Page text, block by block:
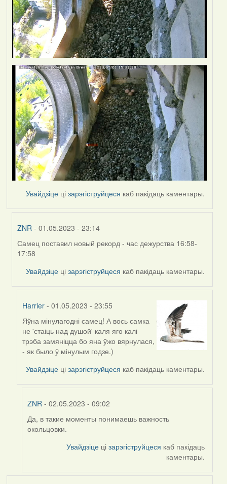
Увайдзіце цізарэгіструйцеся каб пакідаць каментары.
ZNR - 01.05.2023 - 23:14
In
reply
Harrier
Самец поставил новый рекорд - час дежурства 16:58-
17:58
Увайдзіце цізарэгіструйцеся каб пакідаць каментары.
Harrier - 01.05.2023 - 23:55
In
reply
to
by
ZNR
Яўна мінулагодні самец! А вось самка
не 'стаіць над душой' каля яго калі
трэба замяніцца бо яна ўжо вярнулася,
- як было ў мінулым годзе.)
Увайдзіце цізарэгіструйцеся каб пакідаць каментары.
ZNR - 02.05.2023 - 09:02
In
reply
Да, в такие моменты понимаешь важность
окольцовки.
Увайдзіце цізарэгіструйцеся каб пакідаць
каментары.